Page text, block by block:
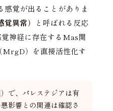
覚が出ることがありま
異常）
と呼ばれる反応
神経に存在するMas関
MrgD）を直接活性化す
で、パレステジアは有
影響との関連は確認さ